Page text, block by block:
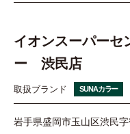
イオンスーパーセ
ー 渋民店
取扱ブランド SUNAカラー
岩手県盛岡市玉山区渋民